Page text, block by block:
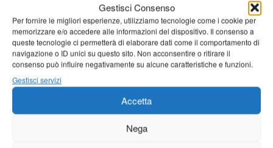
Gestisci Consenso
Per fornire le migliori esperienze, utilizziamo tecnologie come i cookie per
memorizzare e/o accedere alle informazioni del dispositivo. Il consenso a
queste tecnologie ci permetterà di elaborare dati come il comportamento di
navigazione o ID unici su questo sito. Non acconsentire o ritirare il
consenso può influire negativamente su alcune caratteristiche e funzioni.
Gestisci servizi
Accetta
Nega
Diretta NoiTv LIVE